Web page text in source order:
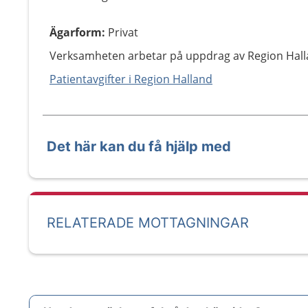
Ägarform: Privat
Verksamheten arbetar på uppdrag av Region
Patientavgifter i Region Halland
Det här kan du få hjälp med
RELATERADE MOTTAGNINGAR